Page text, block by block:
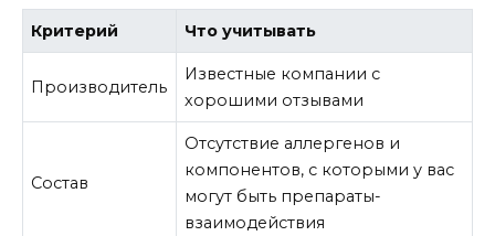
Критерий Что учитывать
Производитель
Известные компании с
хорошими отзывами
Состав
Отсутствие аллергенов и
компонентов, с которыми у вас
могут быть препараты-
взаимодействия